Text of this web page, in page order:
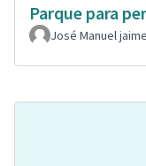
Parque para
José Manuel jaime